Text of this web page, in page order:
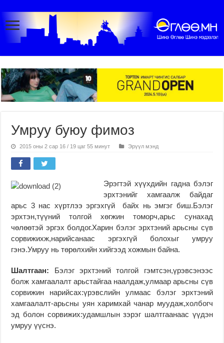
Умруу буюу фимоз
2015 оны 2 сар 16 / 19 цаг 55 минут Эрүүл мэнд
Эрэгтэй хүүхдийн гадна бэлэг
эрхтэнийг хамгаалж байдаг
арьс 3 нас хүртлээ эргэхгүй байх нь эмгэг биш.Бэлэг
эрхтэн,түүний толгой хөгжин томорч,арьс сунахад
чөлөөтэй эргэх болдог.Харин бэлэг эрхтэний арьсны сүв
сорвижихж,нарийсанаас эргэхгүй болохыг умруу
гэнэ.Умруу нь төрөлхийн хийгээд хожмын байна.
Шалтгаан: Бэлэг эрхтэний толгой гэмтсэн,үрэвсэнээс
болж хамгаалалт арьстайгаа наалдаж,улмаар арьсны сүв
сорвижин нарийсах:үрэвслийн улмаас бэлэг эрхтэний
хамгаалалт-арьсны уян харимхай чанар муудаж,холбогч
эд болон сорвижих:удамшлын зэрэг шалтгаанаас үүдэн
умруу үүснэ.